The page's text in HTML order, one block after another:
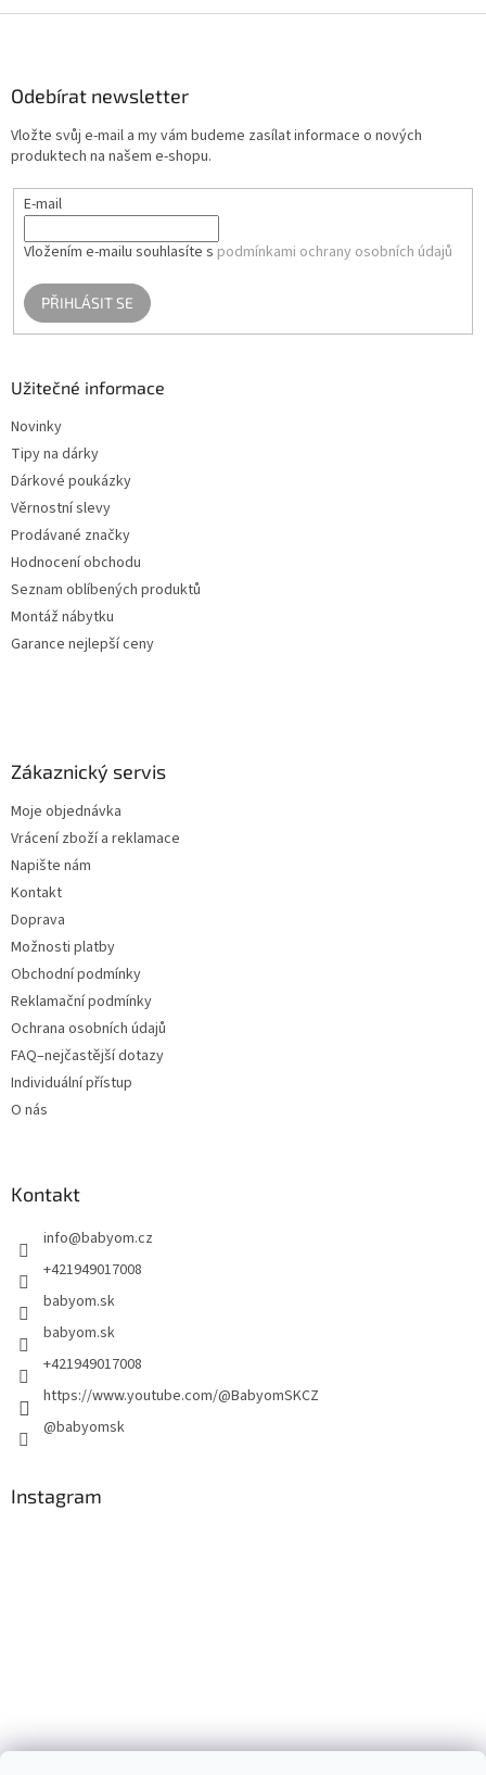
Odebírat newsletter
Vložte svůj e-mail a my vám budeme zasílat informace o nových
produktech na našem e-shopu.
E-mail
Vložením e-mailu souhlasíte s podmínkami ochrany osobních údajů
PŘIHLÁSIT SE
Užitečné informace
Novinky
Tipy na dárky
Dárkové poukázky
Věrnostní slevy
Prodávané značky
Hodnocení obchodu
Seznam oblíbených produktů
Montáž nábytku
Garance nejlepší ceny
Zákaznický servis
Moje objednávka
Vrácení zboží a reklamace
Napište nám
Kontakt
Doprava
Možnosti platby
Obchodní podmínky
Reklamační podmínky
Ochrana osobních údajů
FAQ–nejčastější dotazy
Individuální přístup
O nás
Kontakt
info@babyom.cz
+421949017008
babyom.sk
babyom.sk
+421949017008
https://www.youtube.com/@BabyomSKCZ
@babyomsk
Instagram